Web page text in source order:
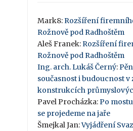
Mark8: Rozšíření
Rožnově pod Radhoštěm
Aleš Franek: Rozšíření
Rožnově pod Radhoštěm
Ing. arch. Lukáš Černý:
současnost i budoucnost
konstrukcích
Pavel Procházka: Po
se projedeme na jaře
Šmejkal Jan:Vyjádření